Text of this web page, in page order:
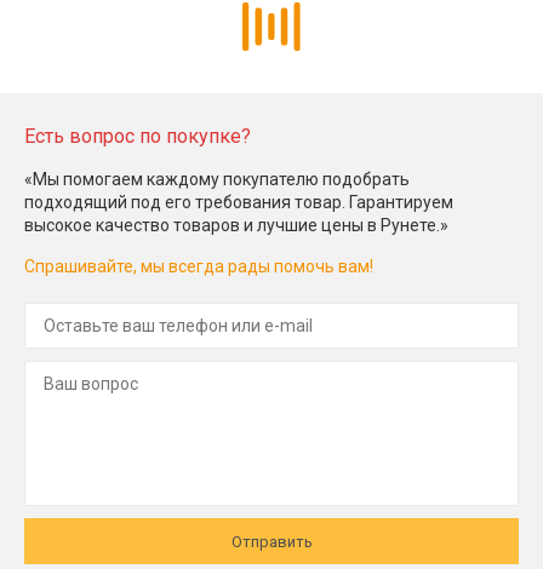
Есть вопрос по покупке?
«Мы помогаем каждому покупателю подобрать
подходящий под его требования товар. Гарантируем
высокое качество товаров и лучшие цены в Рунете.»
Спрашивайте, мы всегда рады помочь вам!
Отправить